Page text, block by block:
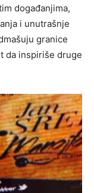
događanjima,
i unutrašnje
granice
da inspiriše druge